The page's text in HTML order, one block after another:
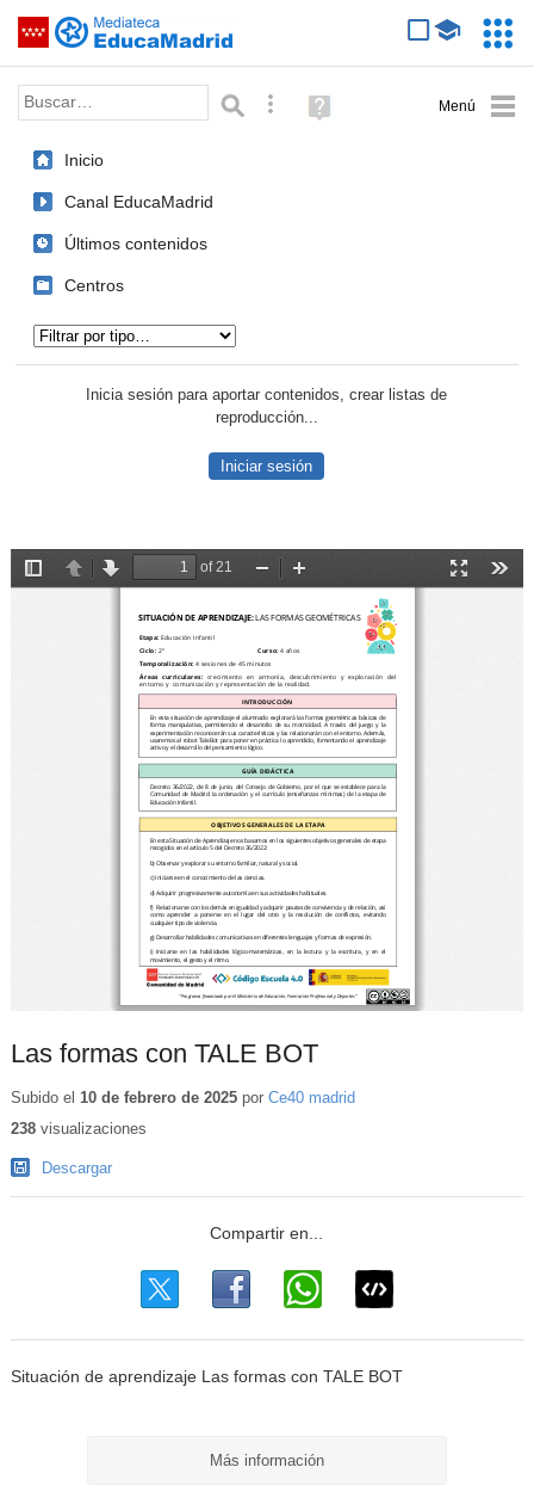
Saltar navegación
Palabra o frase: Búsqueda avanzada
Ayuda
(en
Inicio
Canal EducaMadrid
Últimos contenidos
Centros
Inicia sesión para aportar contenidos, crear listas de
reproducción...
Iniciar sesión
Las formas con TALE BOT
Subido el 10 de febrero de 2025por Ce40 madrid
238visualizaciones
Descargar
Situación de aprendizaje Las formas con TALE BOT
Más información